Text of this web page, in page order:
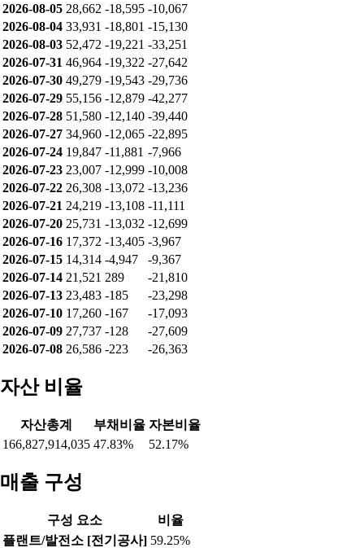
2026-08-05 28,662 -18,595 -10,067
2026-08-04 33,931 -18,801 -15,130
2026-08-03 52,472 -19,221 -33,251
2026-07-31 46,964 -19,322 -27,642
2026-07-30 49,279 -19,543 -29,736
2026-07-29 55,156 -12,879 -42,277
2026-07-28 51,580 -12,140 -39,440
2026-07-27 34,960 -12,065 -22,895
2026-07-24 19,847 -11,881 -7,966
2026-07-23 23,007 -12,999 -10,008
2026-07-22 26,308 -13,072 -13,236
2026-07-21 24,219 -13,108 -11,111
2026-07-20 25,731 -13,032 -12,699
2026-07-16 17,372 -13,405 -3,967
2026-07-15 14,314 -4,947
-9,367
2026-07-14 21,521 289
-21,810
2026-07-13 23,483 -185
-23,298
2026-07-10 17,260 -167
-17,093
2026-07-09 27,737 -128
-27,609
2026-07-08 26,586 -223 -26,363
자산 비율
자산총계 부채비율 자본비율
166,827,914,035 47.83% 52.17%
매출 구성
구성 요소
비율
플랜트/발전소 [전기공사] 59.25%